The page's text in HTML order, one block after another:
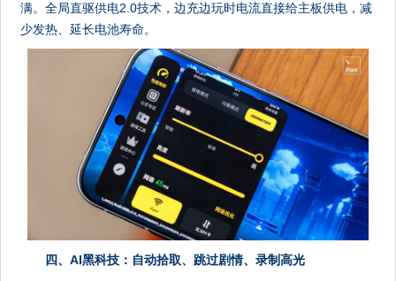
满。全局直驱供电2.0技术，边充边玩时电流直接给主板供电，减
少发热、延长电池寿命。
四、AI黑科技：自动拾取、跳过剧情、录制高光